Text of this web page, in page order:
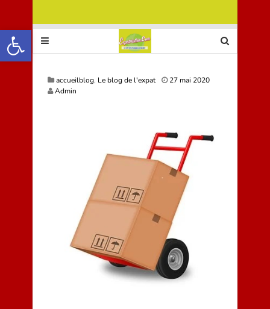
Ouvrir la barre d’outils
accueilblog, Le blog de l'expat 27 mai 20202
2
0
Admin